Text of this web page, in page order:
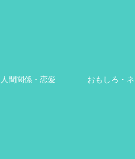
人間関係・恋愛 おもしろ・ネ